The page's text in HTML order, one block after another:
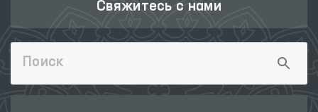
Свяжитесь с нами